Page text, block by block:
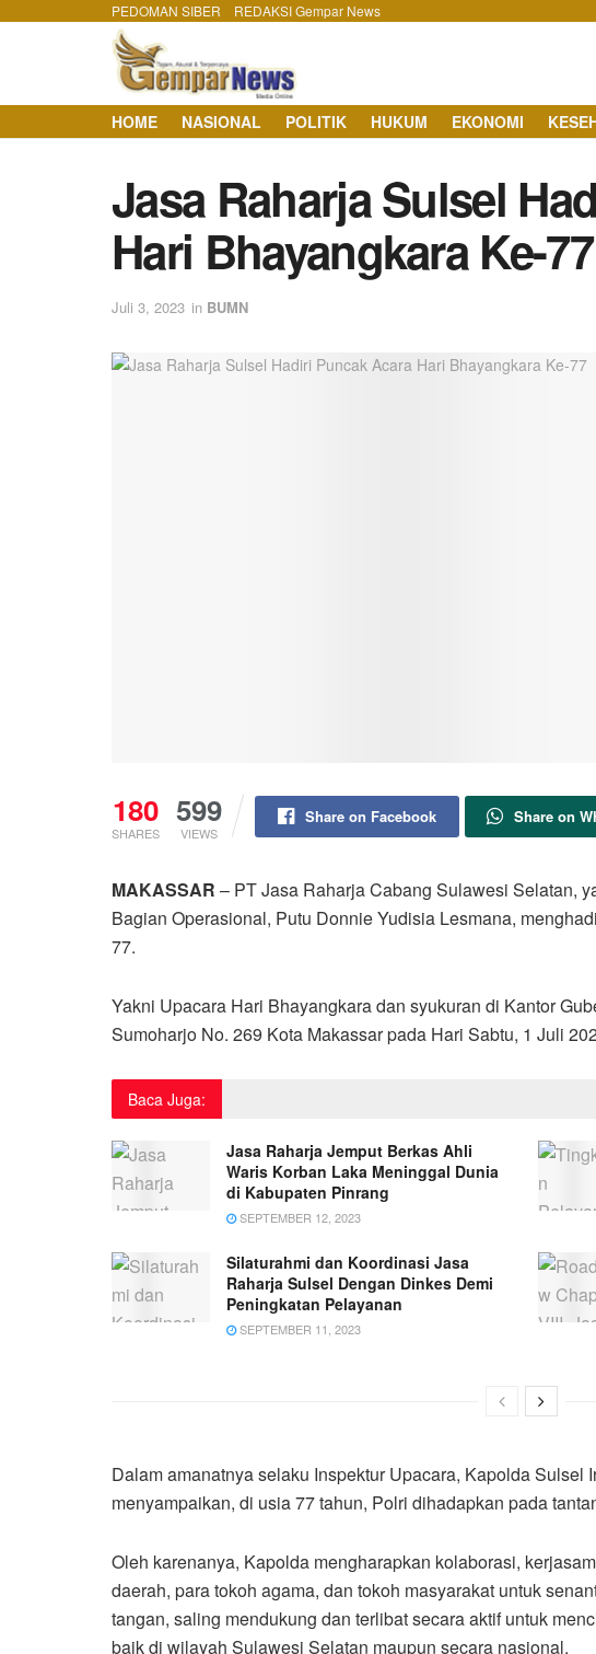
PEDOMAN SIBER REDAKSI Gempar News
HOME NASIONAL POLITIK HUKUM EKONOMI
Jasa Raharja Sulsel
Hari Bhayangkara Ke-77
Juli 3, 2023 in BUMN
180
SHARES
599
VIEWS
Share on Facebook Share on
MAKASSAR – PT Jasa Raharja Cabang Sulawesi Selatan,
Bagian Operasional, Putu Donnie Yudisia Lesmana,
77.
Yakni Upacara Hari Bhayangkara dan syukuran di Kantor
Sumoharjo No. 269 Kota Makassar pada Hari Sabtu, 1 Juli
Baca Juga:
Jasa Raharja Jemput Berkas Ahli
Waris Korban Laka Meninggal Dunia
di Kabupaten Pinrang
SEPTEMBER 12, 2023
Silaturahmi dan Koordinasi Jasa
Raharja Sulsel Dengan Dinkes Demi
Peningkatan Pelayanan
SEPTEMBER 11, 2023
Dalam amanatnya selaku Inspektur Upacara, Kapolda Sulsel
menyampaikan, di usia 77 tahun, Polri dihadapkan pada
Oleh karenanya, Kapolda mengharapkan kolaborasi,
daerah, para tokoh agama, dan tokoh masyarakat untuk
tangan, saling mendukung dan terlibat secara aktif untuk
baik di wilayah Sulawesi Selatan maupun secara nasional.